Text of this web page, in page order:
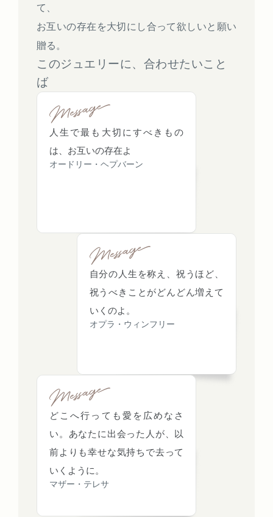
て、
お互いの存在を大切にし合って欲しいと願い
贈る。
このジュエリーに、合わせたいこと
ば
人生で最も大切にすべきもの
は、お互いの存在よ
オードリー・ヘプバーン
自分の人生を称え、祝うほど、
祝うべきことがどんどん増えて
いくのよ。
オプラ・ウィンフリー
どこへ行っても愛を広めなさ
い。あなたに出会った人が、以
前よりも幸せな気持ちで去って
いくように。
マザー・テレサ